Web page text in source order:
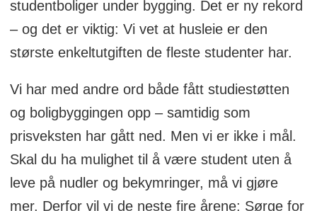
studentboliger under bygging. Det er ny rekord
– og det er viktig: Vi vet at husleie er den
største enkeltutgiften de fleste studenter har.
Vi har med andre ord både fått studiestøtten
og boligbyggingen opp – samtidig som
prisveksten har gått ned. Men vi er ikke i mål.
Skal du ha mulighet til å være student uten å
leve på nudler og bekymringer, må vi gjøre
mer. Derfor vil vi de neste fire årene: Sørge for